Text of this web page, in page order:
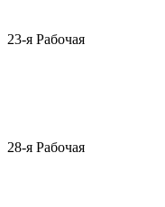
23-я Рабочая
28-я Рабочая